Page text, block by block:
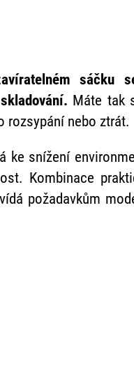
sáčku
Máte tak
rozsypání nebo ztrát.
ke snížení
Kombinace
požadavkům